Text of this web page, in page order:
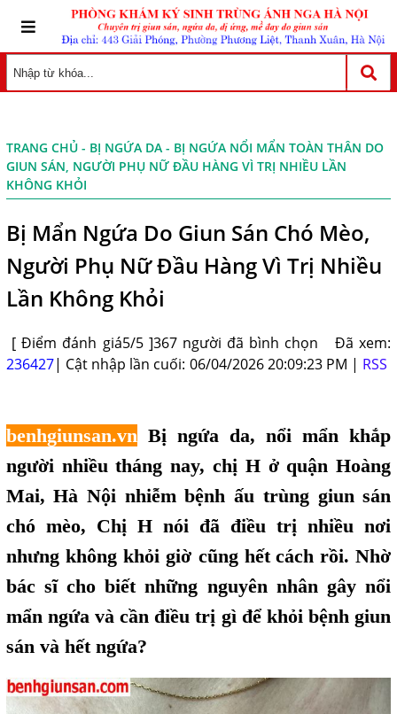
TRANG CHỦ- BỊ NGỨA DA- BỊ NGỨA NỔI MẨN TOÀN THÂN DO
GIUN SÁN, NGƯỜI PHỤ NỮ ĐẦU HÀNG VÌ TRỊ NHIỀU LẦN
KHÔNG KHỎI
Bị Mẩn Ngứa Do Giun Sán Chó Mèo,
Người Phụ Nữ Đầu Hàng Vì Trị Nhiều
Lần Không Khỏi
[ Điểm đánh giá5/5 ]367 người đã bình chọn
Đã xem:
236427| Cật nhập lần cuối: 06/04/2026 20:09:23 PM | RSS
benhgiunsan.vnBị ngứa da, nổi mẩn khắp
người nhiều tháng nay, chị H ở quận Hoàng
Mai, Hà Nội nhiễm bệnh ấu trùng giun sán
chó mèo, Chị H nói đã điều trị nhiều nơi
nhưng không khỏi giờ cũng hết, cách rồi. Nhờ
bác sĩ cho biết những nguyên nhân gây nổi
mẩn ngứa và cần điều trị gì để khỏi bệnh giun
sán và hết ngứa?